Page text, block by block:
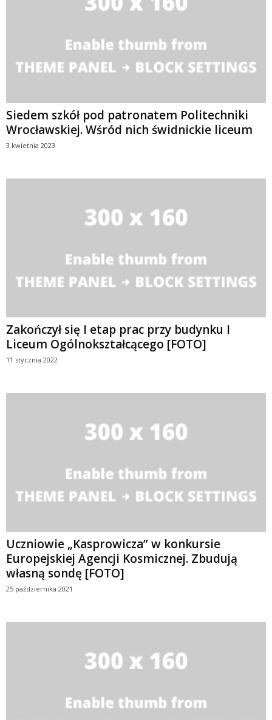
Siedem szkół pod patronatem Politechniki
Wrocławskiej. Wśród nich świdnickie liceum
3 kwietnia 2023
Zakończył się I etap prac przy budynku I
Liceum Ogólnokształcącego [FOTO]
11 stycznia 2022
Uczniowie „Kasprowicza” w konkursie
Europejskiej Agencji Kosmicznej. Zbudują
własną sondę [FOTO]
25 października 2021